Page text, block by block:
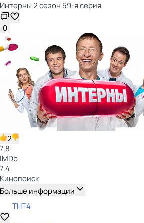
Интерны 2 сезон 59-я серия
0
2
7.8
IMDb
7.4
Кинопоиск
Больше информации
ТНТ4